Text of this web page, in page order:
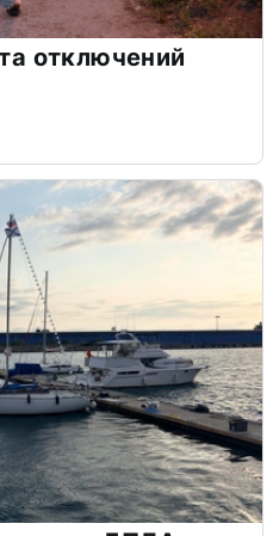
отключений